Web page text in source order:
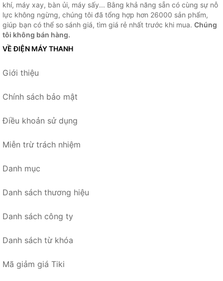
khí, máy xay, bàn ủi, máy sấy... Bằng khả năng sẵn có cùng sự nỗ
lực không ngừng, chúng tôi đã tổng hợp hơn 26000 sản phẩm,
giúp bạn có thể so sánh giá, tìm giá rẻ nhất trước khi mua. Chúng
tôi không bán hàng.
VỀ ĐIỆN MÁY THANH
Giới thiệu
Chính sách bảo mật
Điều khoản sử dụng
Miễn trừ trách nhiệm
Danh mục
Danh sách thương hiệu
Danh sách công ty
Danh sách từ khóa
Mã giảm giá Tiki